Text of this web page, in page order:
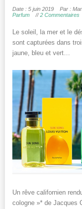
Date : 5 juin 2019 Par :
Parfum
//2 Commentaires
Le soleil, la mer et le
sont capturées dans
jaune, bleu et vert…
Un rêve californien
cologne »* de Jacques